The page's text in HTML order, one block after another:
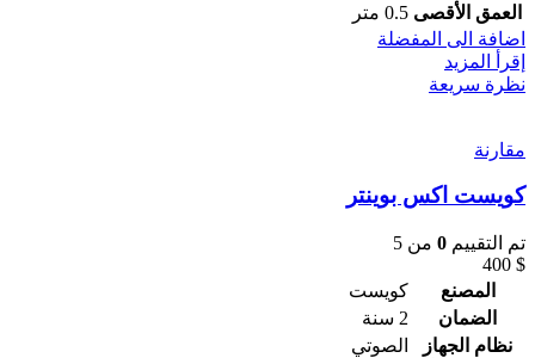
العمق الأقصى 0.5 متر
اضافة الى المفضلة
إقرأ المزيد
نظرة سريعة
مقارنة
كويست اكس بوينتر
تم التقييم 0 من 5
400 $
المصنع
كويست
الضمان
2 سنة
نظام الجهاز
الصوتي